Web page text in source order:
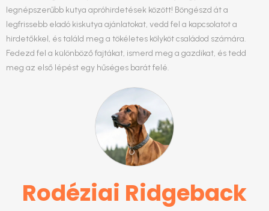
legnépszerűbb kutya apróhirdetések között! Böngészd át a
legfrissebb eladó kiskutya ajánlatokat, vedd fel a kapcsolatot a
hirdetőkkel, és találd meg a tökéletes kölyköt családod számára.
Fedezd fel a különböző fajtákat, ismerd meg a gazdikat, és tedd
meg az első lépést egy hűséges barát felé.
Rodéziai Ridgeback